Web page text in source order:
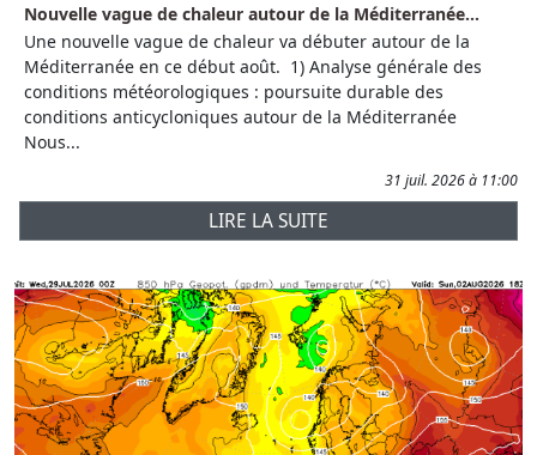
Nouvelle vague de chaleur autour de la Méditerranée...
Une nouvelle vague de chaleur va débuter autour de la
Méditerranée en ce début août. 1) Analyse générale des
conditions météorologiques : poursuite durable des
conditions anticycloniques autour de la Méditerranée
Nous...
31 juil. 2026 à 11:00
LIRE LA SUITE